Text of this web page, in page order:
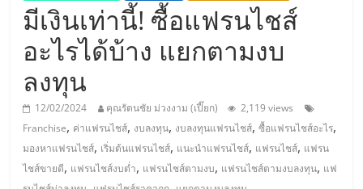
ธุรกิจ
เอ
ส
เอ็
มีเงินเท่านี้! ซื้อแฟรนไชส์
อะไรได้บ้าง แยกตามงบ
ลงทุน
12/02/2024 คุณรัตนชัย ม่วงงาม (เปี๊ยก)
2,119 views
Franchise, ค่าแฟรนไชส์, งบลงทุน, งบลงทุนแฟรนไชส์,ซื้อแฟรนไชส์อะไร,
มองหาแฟรนไชส์, เริ่มต้นแฟรนไชส์, แนะนำแฟรนไชส์, แฟรนไชส์, แฟรน
ไชส์ขายดี, แฟรนไชส์งบต่ำ, แฟรนไชส์ตามงบ, แฟรนไชส์ตามงบลงทุน, แฟ